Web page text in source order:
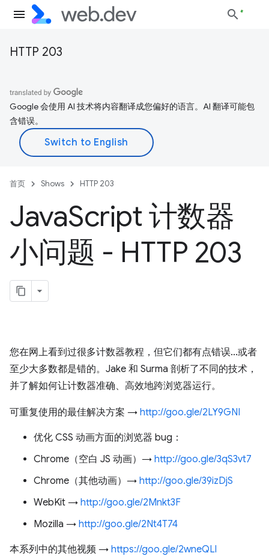
HTTP 203
Google 会使用 AI 技术将内容翻译成您偏好的语言。AI 翻译可能包
含错误。
首页 Shows HTTP 203
JavaScript 计数器
小问题 - HTTP 203
您在网上看到过很多计数器教程，但它们都有点错误...或者
至少大多数都是错的。Jake 和 Surma 剖析了不同的技术，
并了解如何让计数器准确、高效地跨浏览器运行。
可重复使用的最佳解决方案 → http://goo.gle/2LY9GNI
优化 CSS 动画方面的浏览器 bug：
Chrome（空白 JS 动画）→ http://goo.gle/3qS3vt7
Chrome（其他动画）→ http://goo.gle/39izDjS
WebKit → http://goo.gle/2Mnkt3F
Mozilla → http://goo.gle/2Nt4T74
本系列中的其他视频 → https://goo.gle/2wneQLl